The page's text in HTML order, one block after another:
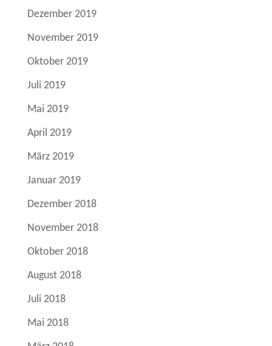
Dezember 2019
November 2019
Oktober 2019
Juli 2019
Mai 2019
April 2019
März 2019
Januar 2019
Dezember 2018
November 2018
Oktober 2018
August 2018
Juli 2018
Mai 2018